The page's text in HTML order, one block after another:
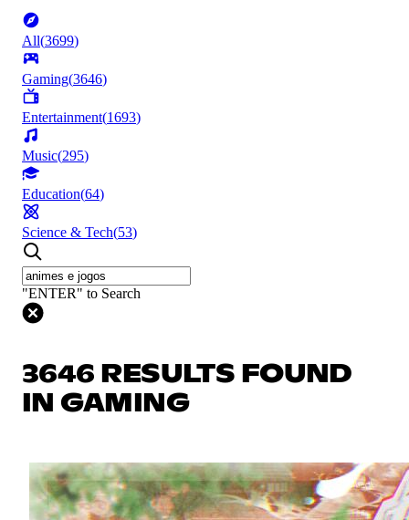
All(3699)
Gaming(3646)
Entertainment(1693)
Music(295)
Education(64)
Science & Tech(53)
"ENTER" to Search
3646 RESULTS FOUND
IN GAMING